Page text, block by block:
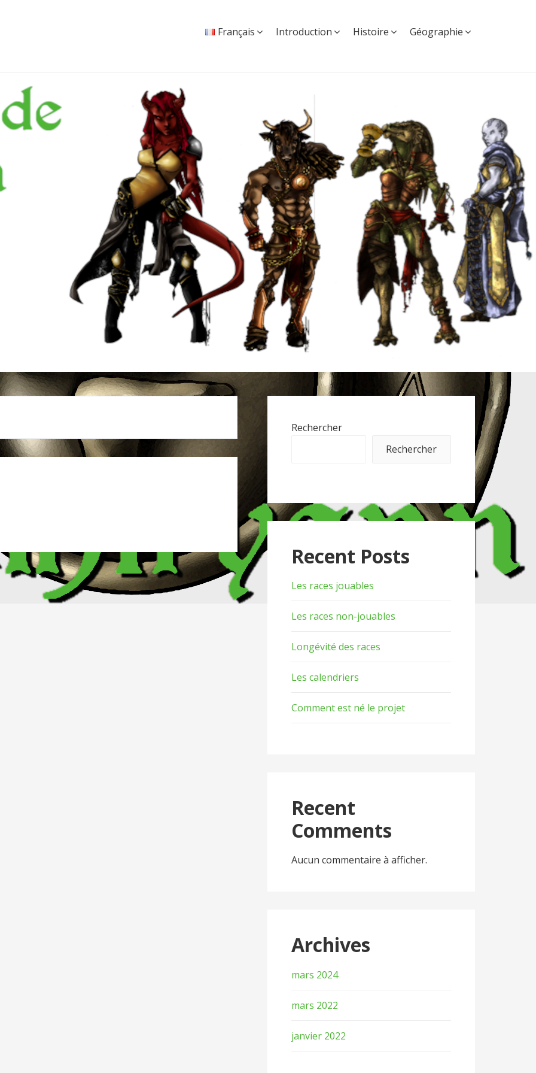
Français Introduction Histoire Géographie
Rechercher
Rechercher
Recent Posts
Les races jouables
Les races non-jouables
Longévité des races
Les calendriers
Comment est né le projet
Recent
Comments
Aucun commentaire à afficher.
Archives
mars 2024
mars 2022
janvier 2022